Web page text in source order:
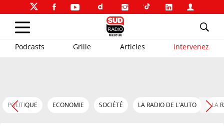
Podcasts Grille Articles Intervenez
POLITIQUE ECONOMIE SOCIÉTÉ LA RADIO DE L'AUTO LA